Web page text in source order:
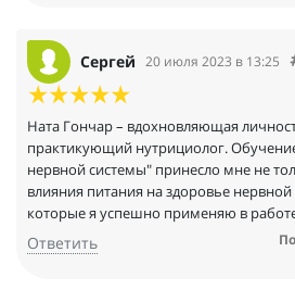
Сергей 20 июля 2023 в 13:25
Ната Гончар – вдохновляющая
практикующий нутрициолог.
нервной системы" принесло мне не
влияния питания на здоровье
которые я успешно применяю в
Ответить